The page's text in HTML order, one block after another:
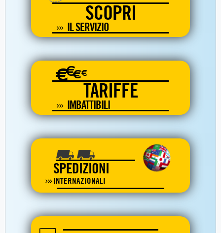
SCOPRI
IL SERVIZIO
€€€€
TARIFFE
IMBATTIBILI
SPEDIZIONI
INTERNAZIONALI